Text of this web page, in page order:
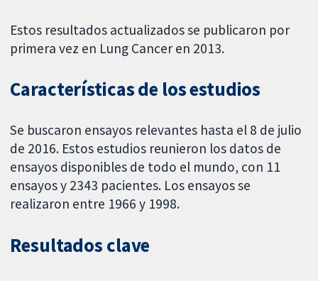
Estos resultados actualizados se publicaron por
primera vez en Lung Cancer en 2013.
Características de los estudios
Se buscaron ensayos relevantes hasta el 8 de julio
de 2016. Estos estudios reunieron los datos de
ensayos disponibles de todo el mundo, con 11
ensayos y 2343 pacientes. Los ensayos se
realizaron entre 1966 y 1998.
Resultados clave